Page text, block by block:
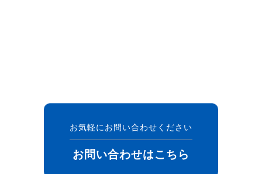
お気軽にお問い合わせください
お問い合わせはこちら